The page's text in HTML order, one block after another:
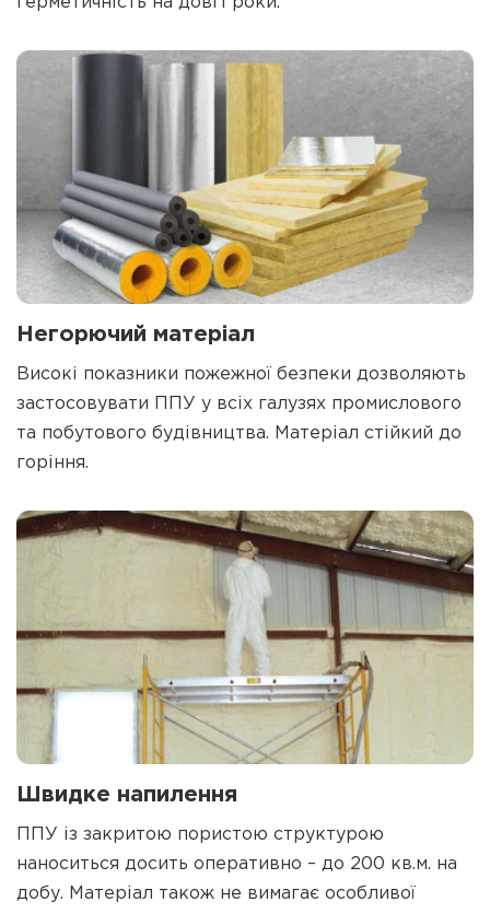
Негорючий матеріал
Високі показники пожежної безпеки дозволяють
застосовувати ППУ у всіх галузях промислового
та побутового будівництва. Матеріал стійкий до
горіння.
Швидке напилення
ППУ із закритою пористою структурою
наноситься досить оперативно – до 200 кв.м. на
добу. Матеріал також не вимагає особливої